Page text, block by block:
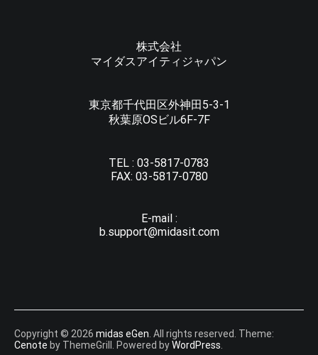
株式会社
マイダスアイティジャパン
東京都千代田区外神田5-3-1
秋葉原OSビル6F-7F
TEL : 03-5817-0783
FAX: 03-5817-0780
E-mail :
b.support@midasit.com
Copyright © 2026 midas eGen . All rights reserved. Theme:
Cenote by ThemeGrill. Powered byWordPress